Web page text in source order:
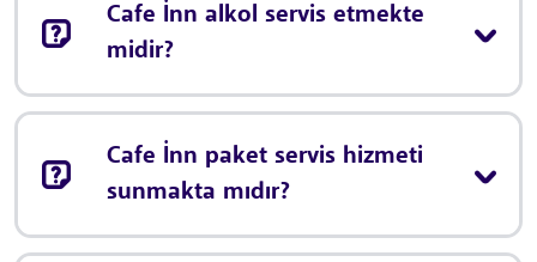
Cafe İnn alkol servis etmekte
midir?
Cafe İnn paket servis hizmeti
sunmakta mıdır?